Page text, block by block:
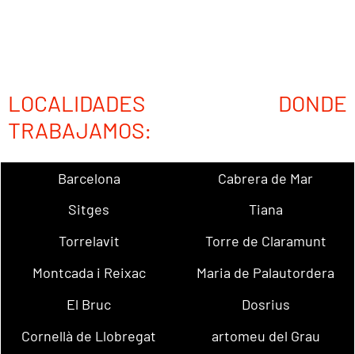
LOCALIDADES DONDE
TRABAJAMOS:
Barcelona
Cabrera de Mar
Sitges
Tiana
Torrelavit
Torre de Claramunt
Montcada i Reixac
Maria de Palautordera
El Bruc
Dosrius
Cornellà de Llobregat
artomeu del Grau